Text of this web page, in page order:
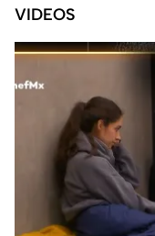
VIDEOS